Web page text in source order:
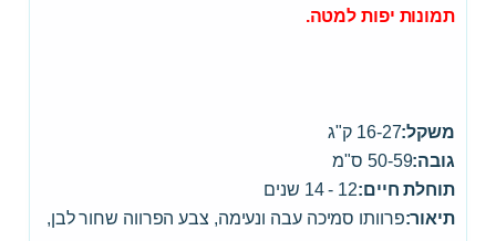
תמונות יפות למטה.
משקל:16-27 ק"ג
גובה:50-59 ס"מ
תוחלת חיים:12 - 14 שנים
תיאור:פרוותו סמיכה עבה ונעימה, צבע הפרווה שחור לבן,